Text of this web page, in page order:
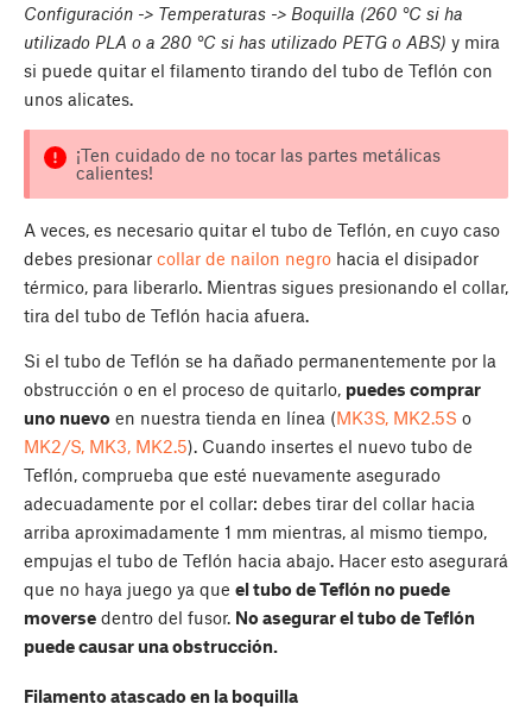
Configuración -> Temperaturas -> Boquilla (260 °C si ha
utilizado PLA o a 280 °C si has utilizado PETG o ABS) y mira
si puede quitar el filamento tirando del tubo de Teflón con
unos alicates.
¡Ten cuidado de no tocar las partes metálicas
calientes!
A veces, es necesario quitar el tubo de Teflón, en cuyo caso
debes presionar collar de nailon negro hacia el disipador
térmico, para liberarlo. Mientras sigues presionando el collar,
tira del tubo de Teflón hacia afuera.
Si el tubo de Teflón se ha dañado permanentemente por la
obstrucción o en el proceso de quitarlo, puedes comprar
uno nuevo en nuestra tienda en línea (MK3S, MK2.5S o
MK2/S, MK3, MK2.5). Cuando insertes el nuevo tubo de
Teflón, comprueba que esté nuevamente asegurado
adecuadamente por el collar: debes tirar del collar hacia
arriba aproximadamente 1 mm mientras, al mismo tiempo,
empujas el tubo de Teflón hacia abajo. Hacer esto asegurará
que no haya juego ya que el tubo de Teflón no puede
moverse dentro del fusor. No asegurar el tubo de Teflón
puede causar una obstrucción.
Filamento atascado en la boquilla